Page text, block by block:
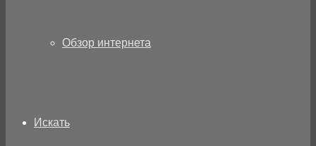
Обзор интернета
Искать